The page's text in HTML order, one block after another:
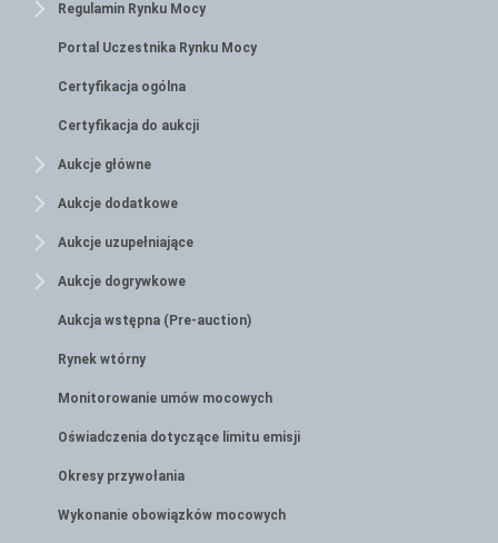
Regulamin Rynku Mocy
Portal Uczestnika Rynku Mocy
Certyfikacja ogólna
Certyfikacja do aukcji
Aukcje główne
Aukcje dodatkowe
Aukcje uzupełniające
Aukcje dogrywkowe
Aukcja wstępna (Pre-auction)
Rynek wtórny
Monitorowanie umów mocowych
Oświadczenia dotyczące limitu emisji
Okresy przywołania
Wykonanie obowiązków mocowych